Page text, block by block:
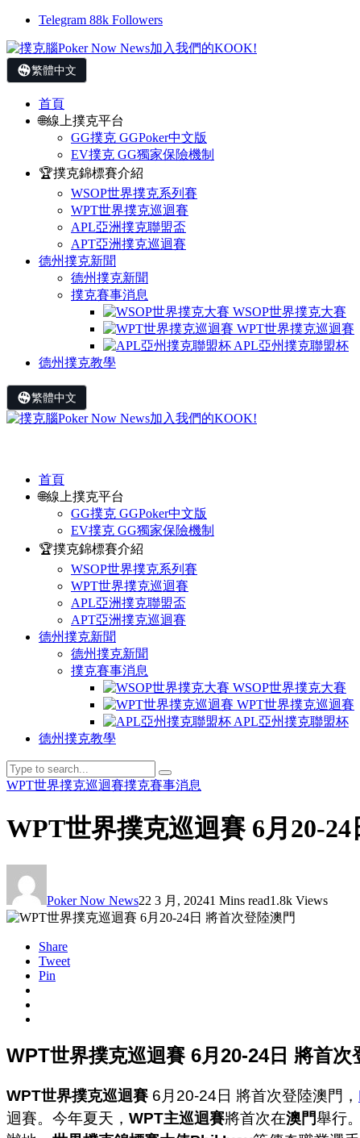
Telegram 88k Followers
繁體中文
首頁
🌐線上撲克平台
GG撲克 GGPoker中文版
EV撲克 GG獨家保險機制
🏆撲克錦標賽介紹
WSOP世界撲克系列賽
WPT世界撲克巡迴賽
APL亞洲撲克聯盟盃
APT亞洲撲克巡迴賽
德州撲克新聞
德州撲克新聞
撲克賽事消息
WSOP世界撲克大賽
WPT世界撲克巡迴賽
APL亞州撲克聯盟杯
德州撲克教學
繁體中文
首頁
🌐線上撲克平台
GG撲克 GGPoker中文版
EV撲克 GG獨家保險機制
🏆撲克錦標賽介紹
WSOP世界撲克系列賽
WPT世界撲克巡迴賽
APL亞洲撲克聯盟盃
APT亞洲撲克巡迴賽
德州撲克新聞
德州撲克新聞
撲克賽事消息
WSOP世界撲克大賽
WPT世界撲克巡迴賽
APL亞州撲克聯盟杯
德州撲克教學
WPT世界撲克巡迴賽撲克賽事消息
WPT世界撲克巡迴賽 6月20-
Poker Now News22 3 月, 20241 Mins read1.8k Views
Share
Tweet
Pin
WPT世界撲克巡迴賽 6月20-24日 將首次
WPT世界撲克巡迴賽 6月20-24日 將首次登陸澳門，
迴賽。今年夏天， WPT主巡迴賽將首次在澳門舉行